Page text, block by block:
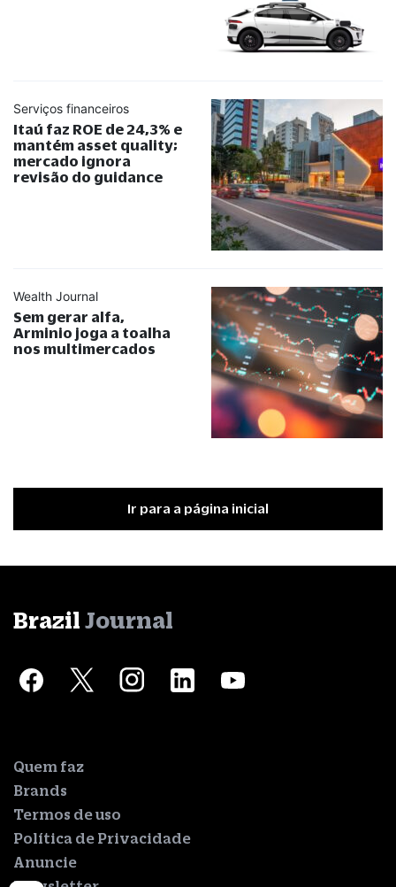
Serviços financeiros
Itaú faz ROE de 24,3% e
mantém asset quality;
mercado ignora
revisão do guidance
Wealth Journal
Sem gerar alfa,
Arminio joga a toalha
nos multimercados
Ir para a página inicial
Brazil Journal
Quem faz
Brands
Termos de uso
Política de Privacidade
Anuncie